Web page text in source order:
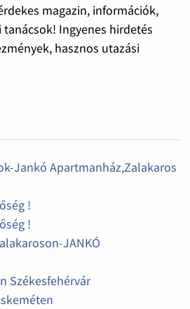
magazin, információk,
Ingyenes hirdetés
hasznos utazási
Jankó Apartmanház,Zalakaros
!
!
JANKÓ
Székesfehérvár